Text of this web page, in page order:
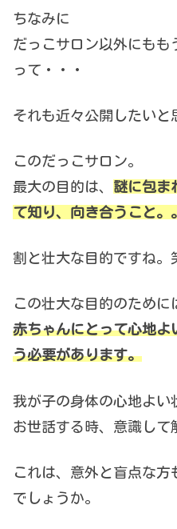
ちなみに
だっこサロン以外にもも
って・・・
それも近々公開したいと
このだっこサロン。
最大の目的は、 謎に包ま
て知り、向き合うこと。。
割と壮大な目的ですね。
この壮大な目的のために
赤ちゃんにとって心地よ
う必要があります。
我が子の身体の心地よい
お世話する時、意識して
これは、意外と盲点な
でしょうか。